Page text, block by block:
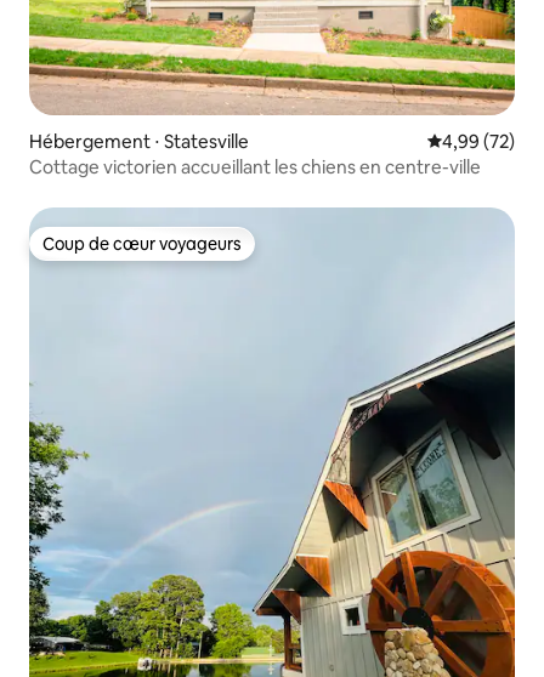
Hébergement ⋅ Statesville Évaluation
4,99 (72)
Cottage victorien accueillant les chiens en centre-ville
Coup de cœur voyageurs
Coup de cœur voyageurs